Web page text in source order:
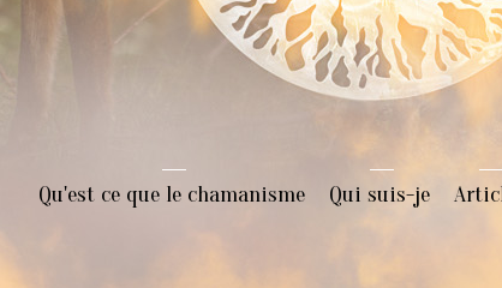
Qu'est ce que le chamanisme Qui suis-je